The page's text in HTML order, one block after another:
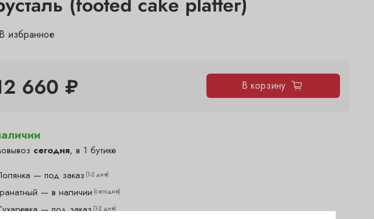
В избранное
660 ₽ В корзину
сегодня, в 1 бутике
— в наличии (сегодня)
— под заказ (1-2 дня)
— под заказ (1-2 дня)